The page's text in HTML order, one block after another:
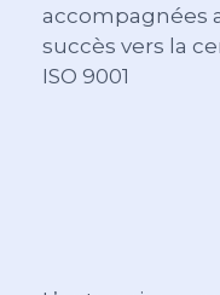
accompagnées
succès vers la
ISO 9001